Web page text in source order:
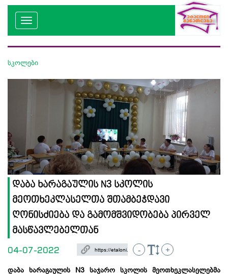
სკოლები
დაბა ხარაგაულის N3 სკოლის
მეოთხეკლასელთა შთამბეჭდავი
ღონისძიება და გამომშვიდობება პირველ
მასწავლებელთან
04-07-2022 - +
დაბა ხარაგაულის N3 საჯარო სკოლის მეოთხეკლასელებმა